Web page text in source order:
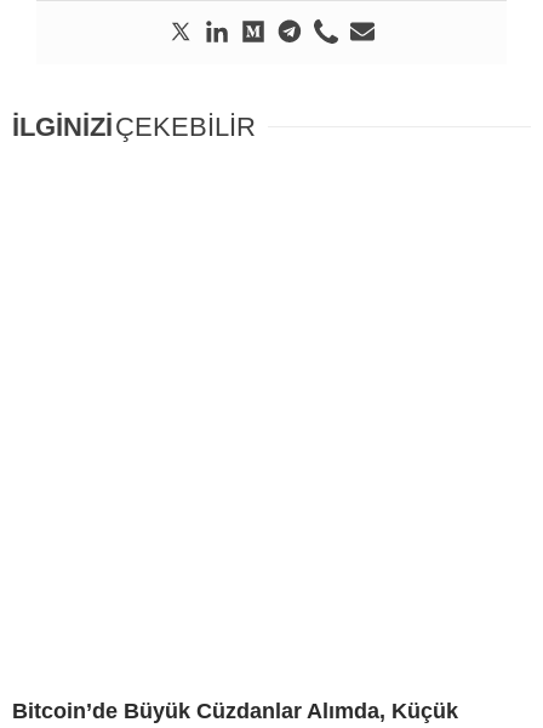
İLGİNİZİÇEKEBİLİR
Bitcoin’de Büyük Cüzdanlar Alımda, Küçük